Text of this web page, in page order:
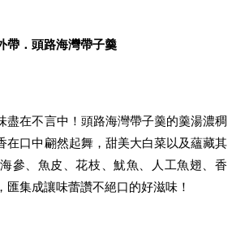
帶．頭路海灣帶子羹
盡在不言中！頭路海灣帶子羹的羹湯濃稠
在口中翩然起舞，甜美大白菜以及蘊藏其
參、魚皮、花枝、魷魚、人工魚翅、香
匯集成讓味蕾讚不絕口的好滋味！